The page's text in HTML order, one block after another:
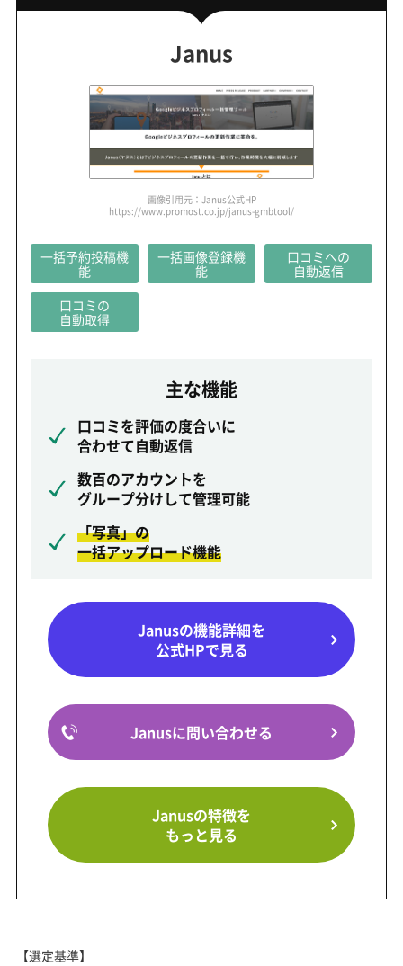
Janus
画像引用元：Janus公式HP
https://www.promost.co.jp/janus-gmbtool/
一括予約投稿機
能
一括画像登録機
能
口コミへの
自動返信
口コミの
自動取得
主な機能
口コミを評価の度合いに
合わせて自動返信
数百のアカウントを
グループ分けして管理可能
「写真」の
一括アップロード機能
Janusの機能詳細を
公式HPで見る
Janusに問い合わせる
Janusの特徴を
もっと見る
【選定基準】